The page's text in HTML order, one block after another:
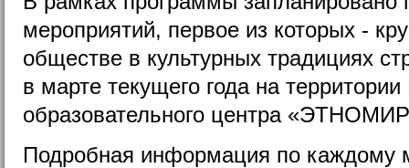
мероприятий, первое из которых -
обществе в культурных традициях
в марте текущего года на территории
образовательного центра
Подробная информация по каждому